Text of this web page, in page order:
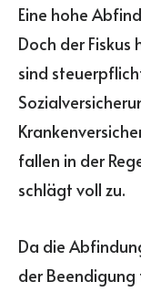
Eine hohe
Doch der
sind
fallen in der
schlägt voll zu.
Da die
der